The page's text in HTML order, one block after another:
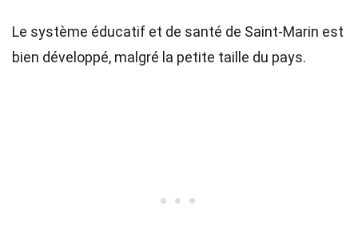
Le système éducatif et de santé de Saint-Marin est
bien développé, malgré la petite taille du pays.